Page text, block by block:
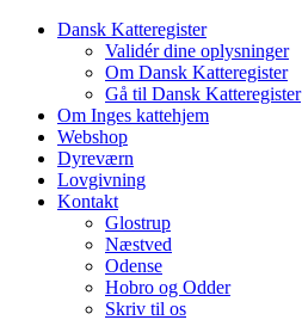
Dansk Katteregister
Validér dine oplysninger
Om Dansk Katteregister
Gå til Dansk Katteregister
Om Inges kattehjem
Webshop
Dyreværn
Lovgivning
Kontakt
Glostrup
Næstved
Odense
Hobro og Odder
Skriv til os